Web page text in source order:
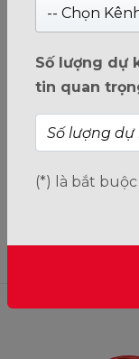
Màn hình
Hiển thị vượt
Giá:
Giá:3,590,000₫
-- Chọn
Số lượng dự
tin quan
(*) là bắt